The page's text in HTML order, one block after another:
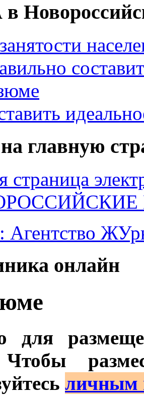
на главную
страница
онлайн
для
Чтобы